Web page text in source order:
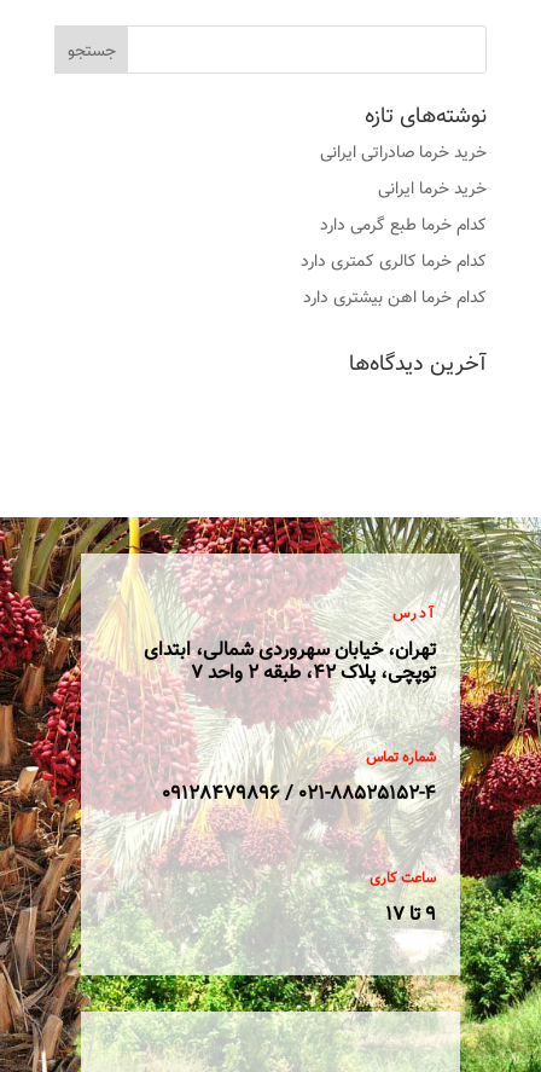
نوشته‌های تازه
خرید خرما صادراتی ایرانی
خرید خرما ایرانی
کدام خرما طبع گرمی دارد
کدام خرما کالری کمتری دارد
کدام خرما اهن بیشتری دارد
آخرین دیدگاه‌ها
آدرس
تهران، خیابان سهروردی شمالی، ابتدای
توپچی، پلاک 42، طبقه 2 واحد 7
شماره تماس
021-88525152-4 / 09128479896
ساعت کاری
9 تا 17